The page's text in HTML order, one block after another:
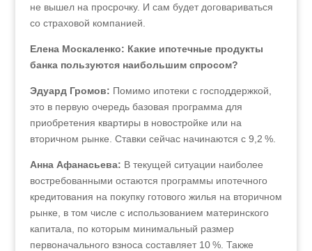
не вышел на просрочку. И сам будет договариваться
со страховой компанией.
Елена Москаленко: Какие ипотечные продукты
банка пользуются наибольшим спросом?
Эдуард Громов: Помимо ипотеки с господдержкой,
это в первую очередь базовая программа для
приобретения квартиры в новостройке или на
вторичном рынке. Ставки сейчас начинаются с 9,2 %.
Анна Афанасьева: В текущей ситуации наиболее
востребованными остаются программы ипотечного
кредитования на покупку готового жилья на вторичном
рынке, в том числе с использованием материнского
капитала, по которым минимальный размер
первоначального взноса составляет 10 %. Также